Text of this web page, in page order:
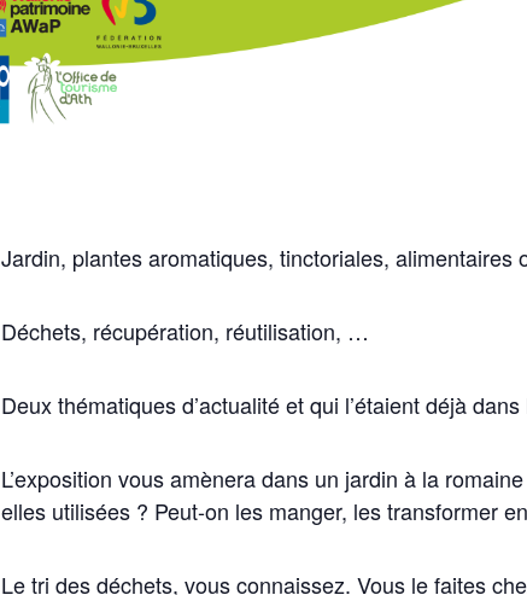
Jardin, plantes aromatiques, tinctoriales,
Déchets, récupération, réutilisation, …
Deux thématiques d’actualité et qui l’étaient déjà
L’exposition vous amènera dans un jardin à la
elles utilisées ? Peut-on les manger, les transformer
Le tri des déchets, vous connaissez. Vous le faites